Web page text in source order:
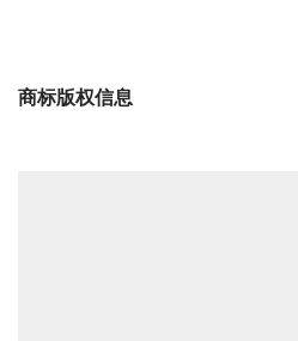
商标版权信息